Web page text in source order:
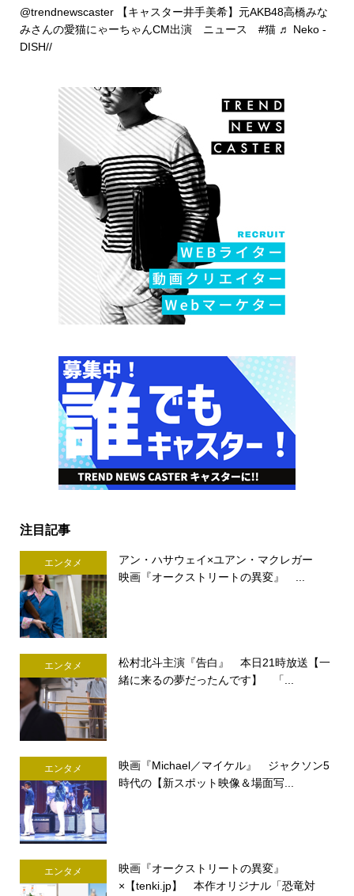
@trendnewscaster【キャスター井手美希】元AKB48高橋みな
みさんの愛猫にゃーちゃんCM出演 ニュース #猫 ♬ Neko -
DISH//
注目記事
エンタメ
アン・ハサウェイ×ユアン・マクレガー
映画『オークストリートの異変』 ...
エンタメ
松村北斗主演『告白』 本日21時放送【一
緒に来るの夢だったんです】 「...
エンタメ
映画『Michael／マイケル』 ジャクソン5
時代の【新スポット映像＆場面写...
エンタメ
映画『オークストリートの異変』
×【tenki.jp】 本作オリジナル「恐竜対